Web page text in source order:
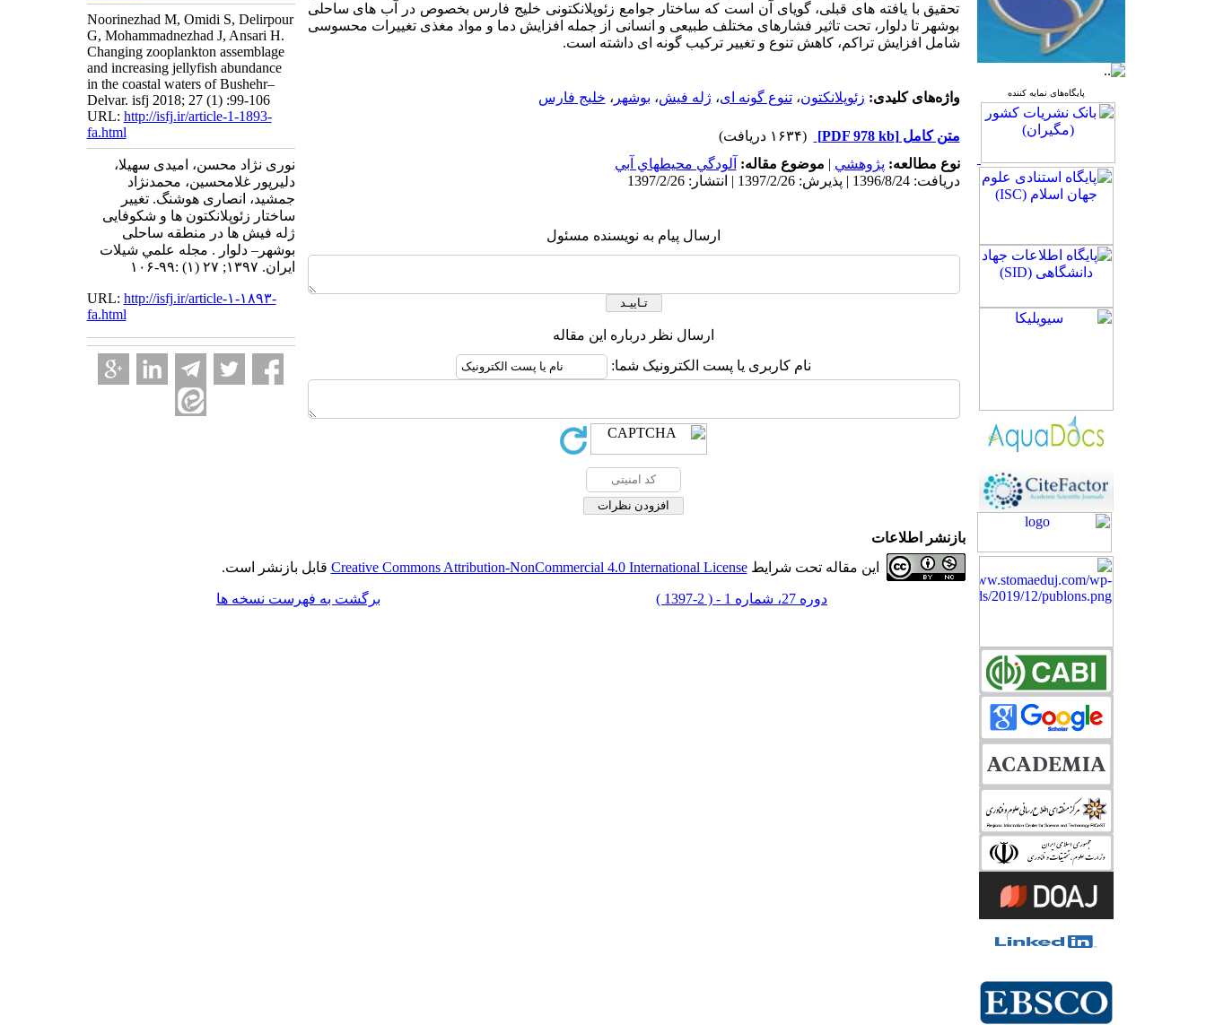
پایگاه‌های نمایه کننده
تحقیق با یافته های قبلی، گویای آن است که ساختار جوامع زئوپلانکتونی خلیج فارس بخصوص در آب های ساحلی
بوشهر تا دلوار، تحت تاثیر فشارهای مختلف طبیعی و انسانی از جمله افزایش دما و مواد مغذی تغییرات محسوسی
شامل افزایش تراکم، کاهش تنوع و تغییر ترکیب گونه ای داشته است.
واژه‌های کلیدی: زئوپلانکتون،تنوع گونه ای، ژله فیش، بوشهر ، خلیج فارس
متن کامل[PDF 978 kb]
(۱۶۳۴ دریافت)
نوع مطالعه: پژوهشي | موضوع مقاله: آلودگي محيطهاي آبي
دریافت: 1396/8/24 | پذیرش: 1397/2/26 | انتشار: 1397/2/26
ارسال پیام به نویسنده مسئول
ارسال نظر درباره این مقاله
نام کاربری یا پست الکترونیک شما:
Noorinezhad M, Omidi S, Delirpour
G, Mohammadnezhad J, Ansari H.
Changing zooplankton assemblage
and increasing jellyfish abundance
in the coastal waters of Bushehr–
Delvar. isfj 2018; 27 (1) :99-106
URL: http://isfj.ir/article-1-1893-
fa.html
نوری نژاد محسن، امیدی سهیلا،
دلیرپور غلامحسین، محمدنژاد
جمشید، انصاری هوشنگ. تغییر
ساختار زئوپلانکتون ها و شکوفایی
ژله فیش ها در منطقه ساحلی
بوشهر– دلوار . مجله علمي شيلات
ايران. ۱۳۹۷; ۲۷ (۱) :۹۹-۱۰۶
URL: http://isfj.ir/article-۱-۱۸۹۳-
fa.html
بازنشر اطلاعات
این مقاله تحت شرایطCreative Commons Attribution-NonCommercial 4.0 International License قابل بازنشر است.
دوره 27، شماره 1 - ( 2-1397 ) برگشت به فهرست نسخه ها